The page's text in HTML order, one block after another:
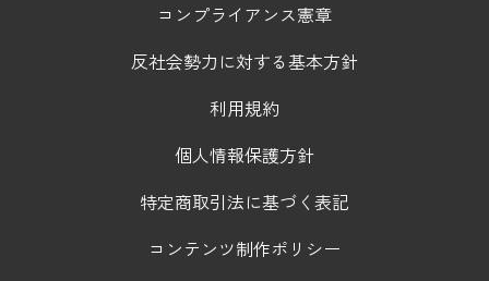
コンプライアンス憲章
反社会勢力に対する基本方針
利用規約
個人情報保護方針
特定商取引法に基づく表記
コンテンツ制作ポリシー